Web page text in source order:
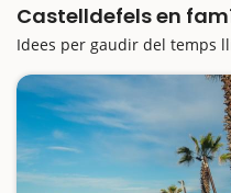
Castelldefels en
Idees per gaudir del temps